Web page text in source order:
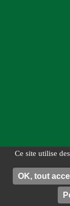
Ce site utilise
OK, tout